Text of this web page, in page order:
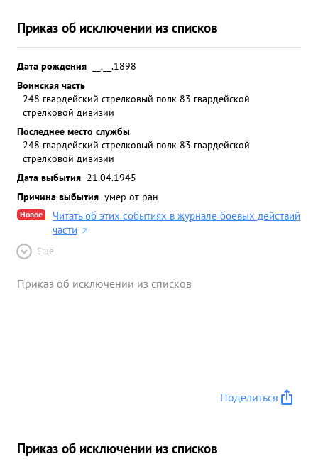
Приказ об исключении из списков
Дата рождения
__.__.1898
Воинская часть
248 гвардейский стрелковый полк 83 гвардейской
стрелковой дивизии
Последнее место службы
248 гвардейский стрелковый полк 83 гвардейской
стрелковой дивизии
Дата выбытия 21.04.1945
Причина выбытия умер от ран
Новое
Читать об этих событиях в журнале боевых действий
части
Ещё
Приказ об исключении из списков
Поделиться
Приказ об исключении из списков